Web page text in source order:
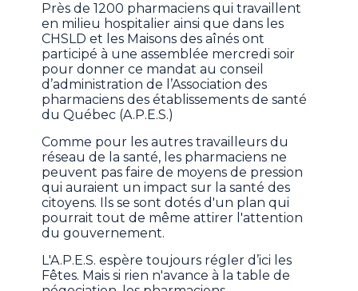
Près de 1200 pharmaciens qui travaillent
en milieu hospitalier ainsi que dans les
CHSLD et les Maisons des aînés ont
participé à une assemblée mercredi soir
pour donner ce mandat au conseil
d’administration de l’Association des
pharmaciens des établissements de santé
du Québec (A.P.E.S.)
Comme pour les autres travailleurs du
réseau de la santé, les pharmaciens ne
peuvent pas faire de moyens de pression
qui auraient un impact sur la santé des
citoyens. Ils se sont dotés d'un plan qui
pourrait tout de même attirer l'attention
du gouvernement.
L'A.P.E.S. espère toujours régler d’ici les
Fêtes. Mais si rien n'avance à la table de